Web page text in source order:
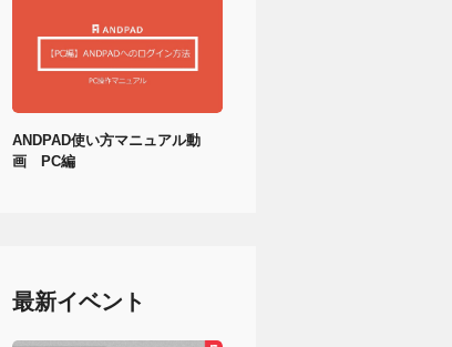
ANDPAD使い方マニュアル動
画 PC編
最新イベント